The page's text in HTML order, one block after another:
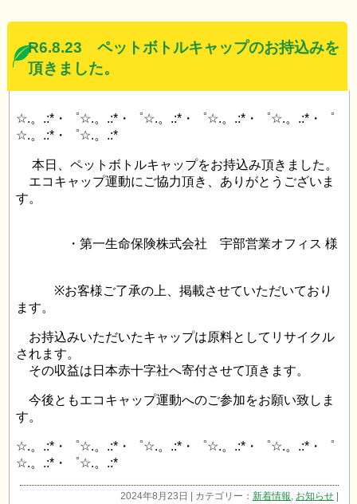
R6.8.23 ペットボトルキャップのお持込みを
頂きました。
☆.。.:*・゜☆.。.:*・゜☆.。.:*・゜☆.。.:*・゜☆.。.:*・゜
☆.。.:*・゜☆.。.:*
本日、ペットボトルキャップをお持込み頂きました。
エコキャップ運動にご協力頂き、ありがとうございま
す。
・第一生命保険株式会社 宇部営業オフィス 様
※お客様ご了承の上、掲載させていただいており
ます。
お持込みいただいたキャップは原料としてリサイクル
されます。
その収益は日本赤十字社へ寄付させて頂きます。
今後ともエコキャップ運動へのご参加をお願い致しま
す。
☆.。.:*・゜☆.。.:*・゜☆.。.:*・゜☆.。.:*・゜☆.。.:*・゜
☆.。.:*・゜☆.。.:*
2024年8月23日 | カテゴリー：新着情報, お知らせ |